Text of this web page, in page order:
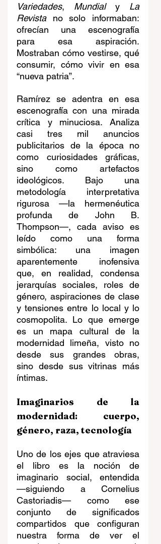
Variedades, Mundial y La
Revista no solo informaban:
ofrecían una escenografía
para esa aspiración.
Mostraban cómo vestirse, qué
consumir, cómo vivir en esa
“nueva patria”.
Ramírez se adentra en esa
escenografía con una mirada
crítica y minuciosa. Analiza
casi tres mil anuncios
publicitarios de la época no
como curiosidades gráficas,
sino como artefactos
ideológicos. Bajo una
metodología interpretativa
rigurosa —la hermenéutica
profunda de John B.
Thompson—, cada aviso es
leído como una forma
simbólica: una imagen
aparentemente inofensiva
que, en realidad, condensa
jerarquías sociales, roles de
género, aspiraciones de clase
y tensiones entre lo local y lo
cosmopolita. Lo que emerge
es un mapa cultural de la
modernidad limeña, visto no
desde sus grandes obras,
sino desde sus vitrinas más
íntimas.
Imaginarios de la
modernidad: cuerpo,
género, raza, tecnología
Uno de los ejes que atraviesa
el libro es la noción de
imaginario social, entendida
—siguiendo a Cornelius
Castoriadis— como ese
conjunto de significados
compartidos que configuran
nuestra forma de ver el